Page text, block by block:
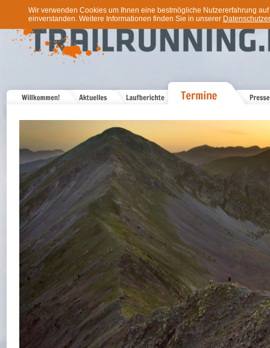
Wir verwenden Cookies um Ihnen eine bestmögliche Nutzererfahrung
einverstanden. Weitere Informationen finden Sie in unserer